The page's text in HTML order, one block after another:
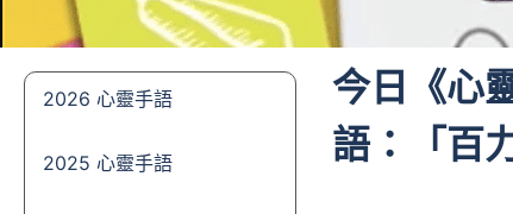
2026 心靈手語
2025 心靈手語
今日《心
語：「百